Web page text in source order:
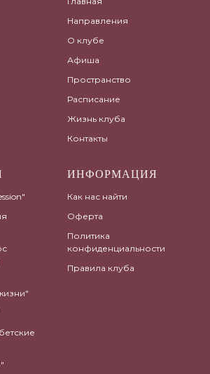
Направления
О клубе
Афиша
Пространство
Расписание
Жизнь клуба
Контакты
ИНФОРМАЦИЯ
Как нас найти
Оферта
Политика
конфиденциальности
Правила клуба